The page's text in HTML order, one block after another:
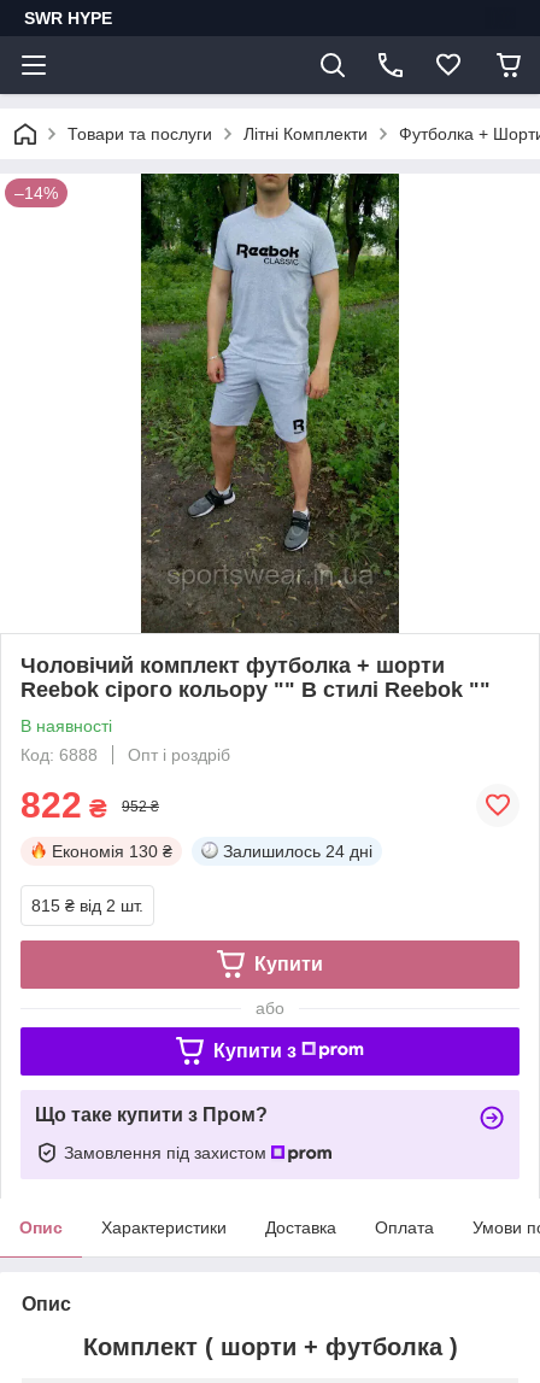
SWR HYPE
Товари та послуги Літні Комплекти Футболка +
–14%
Чоловічий комплект футболка + шорти
Reebok сірого кольору "" В стилі Reebok ""
В наявності
Код: 6888
Опт і роздріб
822 ₴ 952 ₴
Економія 130 ₴ Залишилось 24 дні
815 ₴ від 2 шт.
Купити
або
Купити з
Що таке купити з Пром?
Замовлення під захистом
Опис Характеристики Доставка Оплата Умови
Опис
Комплект ( шорти + футболка )